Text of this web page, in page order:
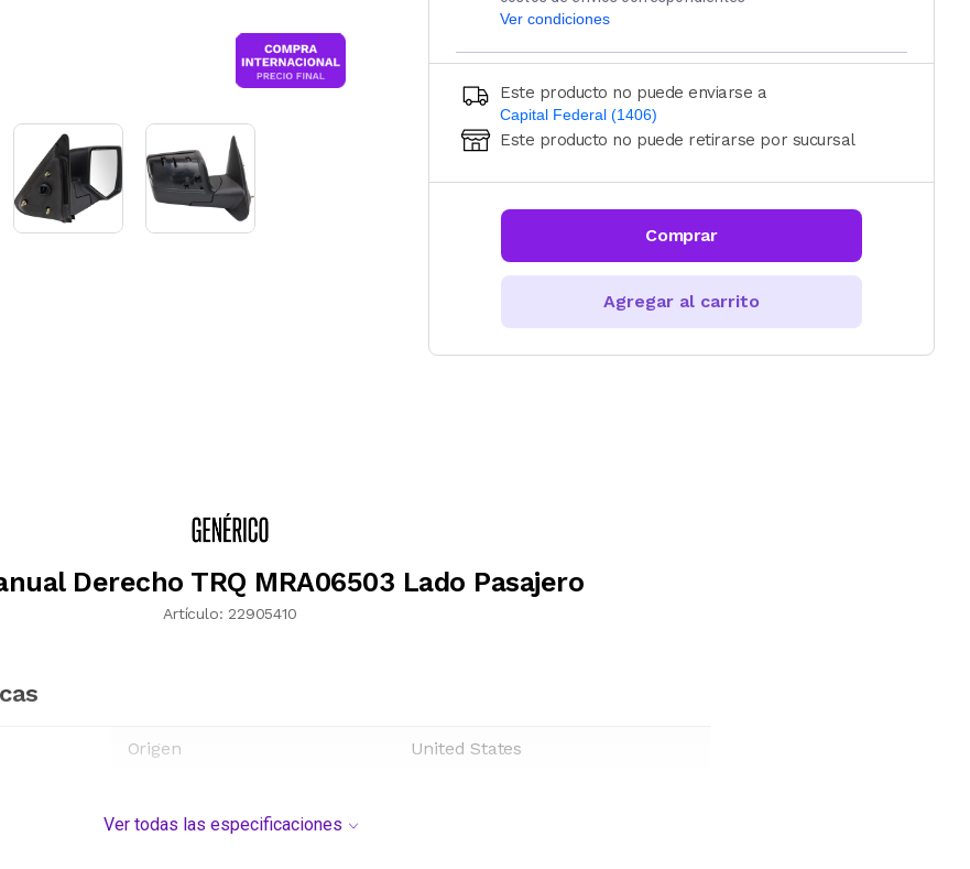
Ver condiciones
Este producto no puede enviarse a
Capital Federal (1406)
Ingresá código postal (sólo números)
CALCULAR
Este producto no puede retirarse por sucursal
Comprar
Agregar al carrito
Derecho TRQ MRA06503 Lado Pasajero
Artículo: 22905410
Origen United States
Ver todas las especificaciones